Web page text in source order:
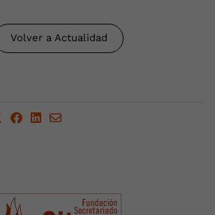
Volver a Actualidad